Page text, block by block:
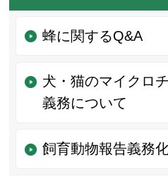
蜂に関するQ&A
犬・猫のマイクロ
義務について
飼育動物報告義務